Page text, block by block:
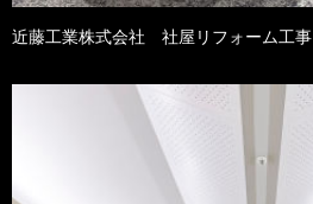
近藤工業株式会社 社屋リフォーム工事